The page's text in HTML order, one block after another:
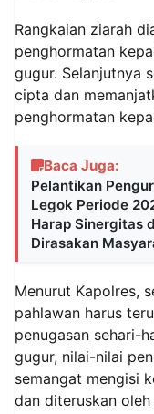
Rangkaian ziarah
penghormatan
gugur. Selanjutnya
cipta dan
penghormatan
Baca Juga:
Pelantikan
Legok Periode
Harap Sinergitas
Dirasakan
Menurut Kapolres,
pahlawan harus
penugasan sehari-
gugur, nilai-nilai
semangat mengisi
dan diteruskan